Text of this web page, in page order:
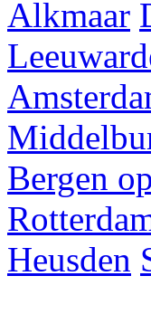
Alkmaar
Bergen
Heusden